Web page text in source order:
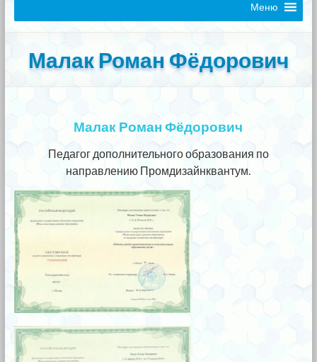
Меню
Малак Роман Фёдорович
Малак Роман Фёдорович
Педагог дополнительного образования по
направлению Промдизайнквантум.